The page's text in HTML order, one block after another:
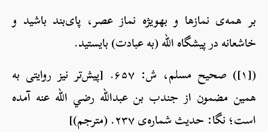
بر همه‌ی نمازها و به­ویژه نماز عصر، پای‌بند باشید و
خاشعانه در پیشگاه الله (به عبادت) بایستید.
([۱]) صحیح مسلم، ش: ۶۵۷. [پیش‌تر نیز روایتی به
همین مضمون از جندب بن عبدالله رضي الله عنه آمده
است؛ نگا: حدیث شماره‌ی ۲۳۷. (مترجم)]